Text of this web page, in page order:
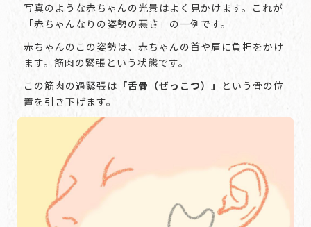
写真のような赤ちゃんの光景はよく見かけます。これが
「赤ちゃんなりの姿勢の悪さ」の一例です。
赤ちゃんのこの姿勢は、赤ちゃんの首や肩に負担をかけ
ます。筋肉の緊張という状態です。
この筋肉の過緊張は 「舌骨（ぜっこつ）」 という骨の位
置を引き下げます。